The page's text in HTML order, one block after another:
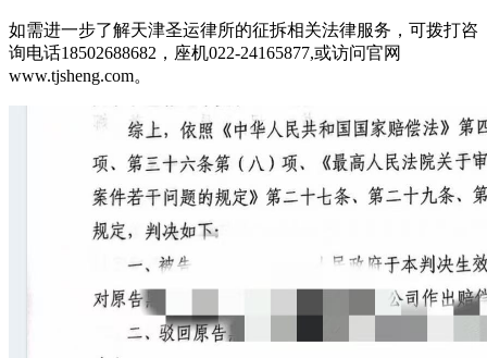
如需进一步了解天津圣运律所的征拆相关法律服务，可拨打咨
询电话18502688682，座机022-24165877,或访问官网
www.tjsheng.com。